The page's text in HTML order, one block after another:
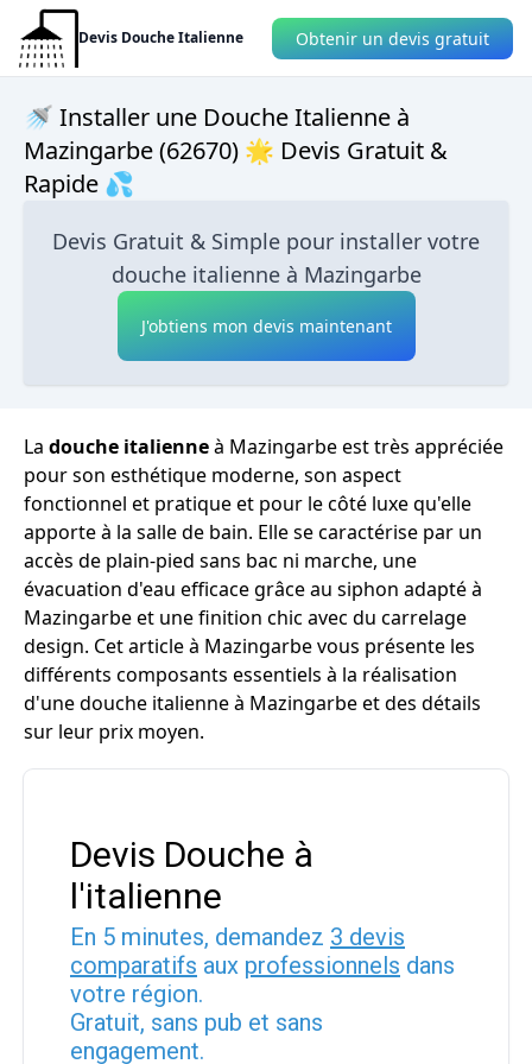
Devis Douche Italienne Obtenir un devis gratuit
🚿 Installer une Douche Italienne à
Mazingarbe (62670) 🌟 Devis Gratuit &
Rapide 💦
Devis Gratuit & Simple pour installer votre
douche italienne à Mazingarbe
J'obtiens mon devis maintenant
La douche italienneà Mazingarbe est très appréciée
pour son esthétique moderne, son aspect
fonctionnel et pratique et pour le côté luxe qu'elle
apporte à la salle de bain. Elle se caractérise par un
accès de plain-pied sans bac ni marche, une
évacuation d'eau efficace grâce au siphon adapté à
Mazingarbe et une finition chic avec du carrelage
design. Cet article à Mazingarbe vous présente les
différents composants essentiels à la réalisation
d'une douche italienne à Mazingarbe et des détails
sur leur prix moyen.
Devis Douche à
l'italienne
En 5 minutes, demandez 3 devis
comparatifs aux professionnels dans
votre région.
Gratuit, sans pub et sans
engagement.